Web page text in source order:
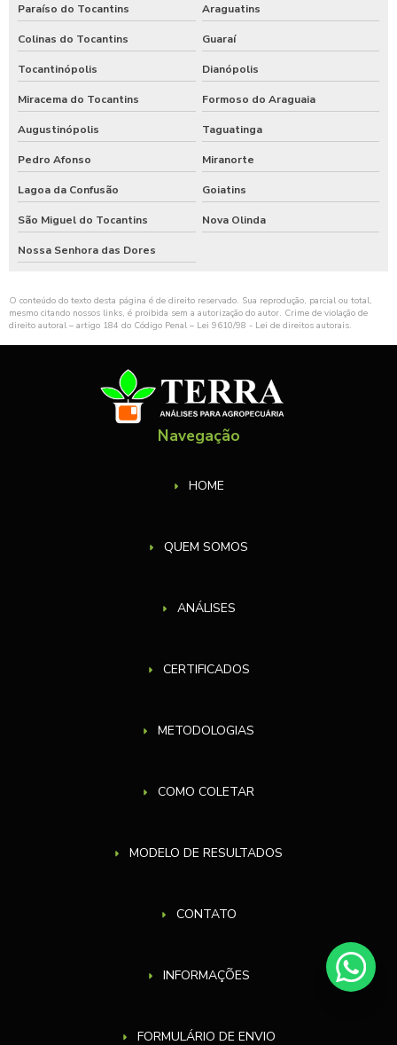
Paraíso do Tocantins Araguatins
Colinas do Tocantins Guaraí
Tocantinópolis Dianópolis
Miracema do Tocantins Formoso do Araguaia
Augustinópolis Taguatinga
Pedro Afonso Miranorte
Lagoa da Confusão Goiatins
São Miguel do Tocantins Nova Olinda
Nossa Senhora das Dores
O conteúdo do texto desta página é de direito reservado. Sua reprodução, parcial ou total,
mesmo citando nossos links, é proibida sem a autorização do autor. Crime de violação de
direito autoral – artigo 184 do Código Penal – Lei 9610/98 - Lei de direitos autorais.
Navegação
HOME
QUEM SOMOS
ANÁLISES
CERTIFICADOS
METODOLOGIAS
COMO COLETAR
MODELO DE RESULTADOS
CONTATO
INFORMAÇÕES
FORMULÁRIO DE ENVIO